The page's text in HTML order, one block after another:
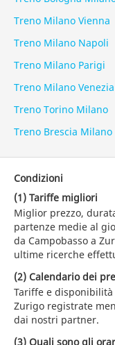
Treno Milano Vienna
Treno Milano Napoli
Treno Milano Parigi
Treno Milano Venezia
Treno Torino Milano
Treno Brescia Milano
Condizioni
(1) Tariffe migliori
Miglior prezzo,
partenze medie al
da Campobasso a
ultime ricerche
(2) Calendario dei
Tariffe e
Zurigo registrate
dai nostri partner.
(3) Quali sono gli